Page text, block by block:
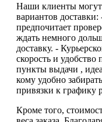
Наши клиенты могут
вариантов
предпочитает
ждать немного
доставку. -
скорость и удобство
пункты выдачи ,
кому удобно
привязки к графику
Кроме того,